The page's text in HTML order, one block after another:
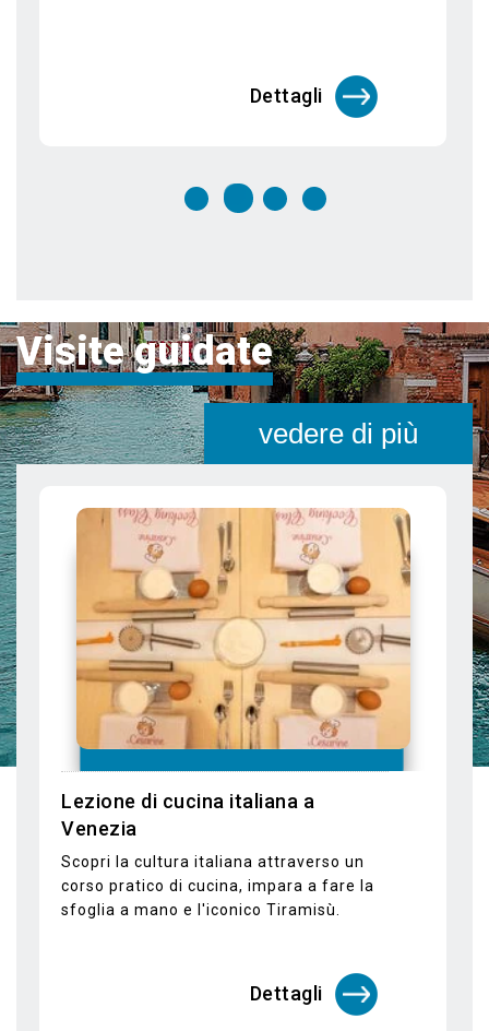
Dettagli
Visite guidate
Tour del Bosco e delle Cappelle
Vaticane